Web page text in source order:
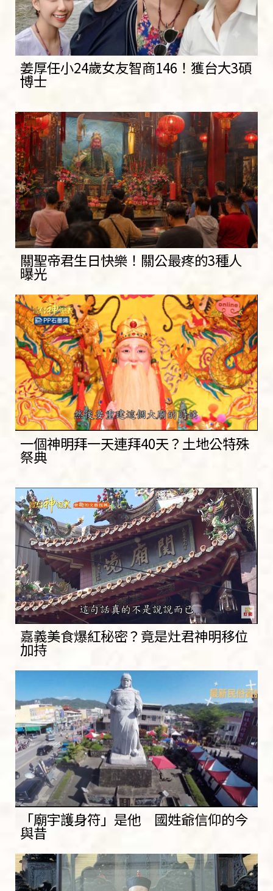
姜厚任小24歲女友智商146！獲台大3碩
博士
關聖帝君生日快樂！關公最疼的3種人
曝光
一個神明拜一天連拜40天？土地公特殊
祭典
嘉義美食爆紅秘密？竟是灶君神明移位
加持
「廟宇護身符」是他 國姓爺信仰的今
與昔